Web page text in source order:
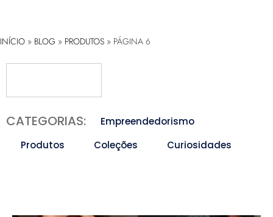
INÍCIO » BLOG » PRODUTOS » PÁGINA 6
CATEGORIAS:
Empreendedorismo
Produtos
Coleções Curiosidades